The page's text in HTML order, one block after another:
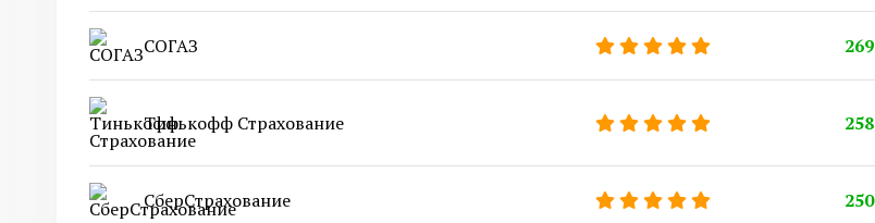
СОГАЗ 269
Тинькофф Страхование 258
СберСтрахование 250